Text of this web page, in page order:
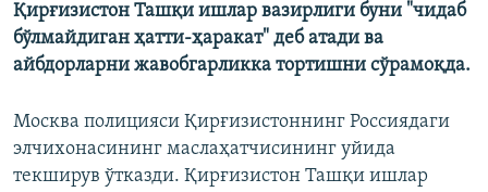
Қирғизистон Ташқи ишлар вазирлиги буни "чидаб
бўлмайдиган ҳатти-ҳаракат" деб атади ва
айбдорларни жавобгарликка тортишни сўрамоқда.
Москва полицияси Қирғизистоннинг Россиядаги
элчихонасининг маслаҳатчисининг уйида
текширув ўтказди. Қирғизистон Ташқи ишлар